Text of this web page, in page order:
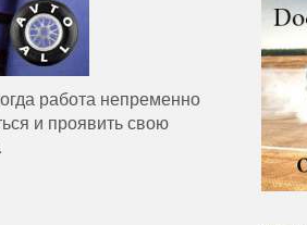
работа непременно
и проявить свою